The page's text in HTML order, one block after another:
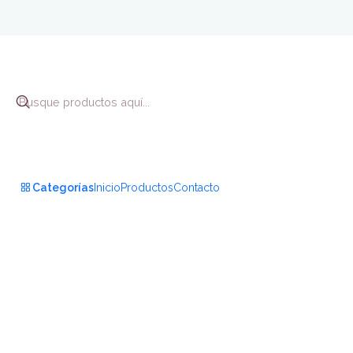
Categorías InicioProductosContacto